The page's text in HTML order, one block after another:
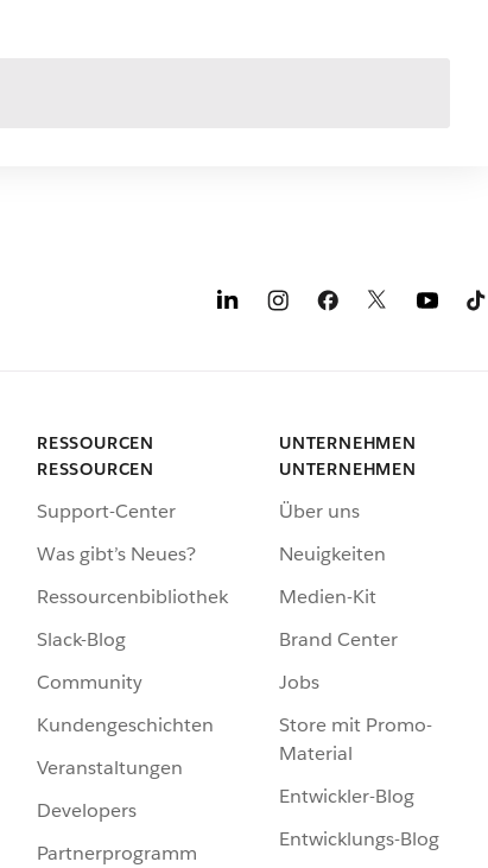
RESSOURCEN
RESSOURCEN
Support-Center
Was gibt’s Neues?
Ressourcenbibliothek
Slack-Blog
Community
Kundengeschichten
Veranstaltungen
Developers
Partnerprogramm
UNTERNEHMEN
UNTERNEHMEN
Über uns
Neuigkeiten
Medien-Kit
Brand Center
Jobs
Store mit Promo-
Material
Entwickler-Blog
Entwicklungs-Blog